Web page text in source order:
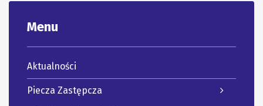
Menu
Aktualności
Piecza Zastępcza